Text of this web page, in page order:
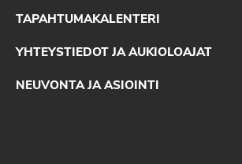
TAPAHTUMAKALENTERI
YHTEYSTIEDOT JA AUKIOLOAJAT
NEUVONTA JA ASIOINTI